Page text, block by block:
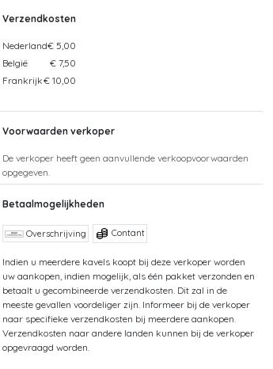
Verzendkosten
Nederland€ 5,00
België
€ 7,50
Frankrijk€ 10,00
Voorwaarden verkoper
De verkoper heeft geen aanvullende verkoopvoorwaarden
opgegeven.
Betaalmogelijkheden
Overschrijving Contant
Indien u meerdere kavels koopt bij deze verkoper worden
uw aankopen, indien mogelijk, als één pakket verzonden en
betaalt u gecombineerde verzendkosten. Dit zal in de
meeste gevallen voordeliger zijn. Informeer bij de verkoper
naar specifieke verzendkosten bij meerdere aankopen.
Verzendkosten naar andere landen kunnen bij de verkoper
opgevraagd worden.